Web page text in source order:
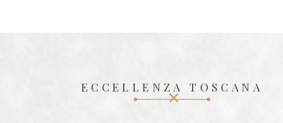
ECCELLENZA TOSCANA